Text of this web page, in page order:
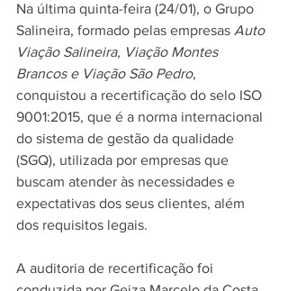
Na última quinta-feira (24/01), o Grupo
Salineira, formado pelas empresas Auto
Viação Salineira, Viação Montes
Brancos e Viação São Pedro,
conquistou a recertificação do selo ISO
9001:2015, que é a norma internacional
do sistema de gestão da qualidade
(SGQ), utilizada por empresas que
buscam atender às necessidades e
expectativas dos seus clientes, além
dos requisitos legais.
A auditoria de recertificação foi